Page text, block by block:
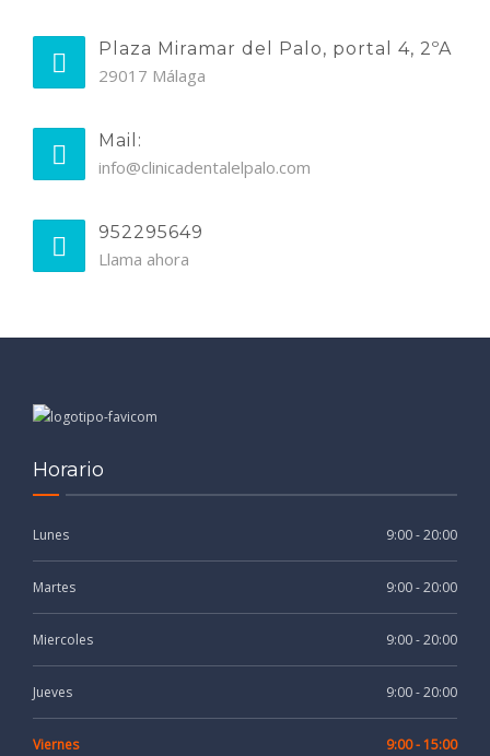
Plaza Miramar del Palo, portal 4, 2ºA
29017 Málaga
Mail:
info@clinicadentalelpalo.com
952295649
Llama ahora
Horario
Lunes 9:00 - 20:00
Martes 9:00 - 20:00
Miercoles 9:00 - 20:00
Jueves 9:00 - 20:00
Viernes 9:00 - 15:00